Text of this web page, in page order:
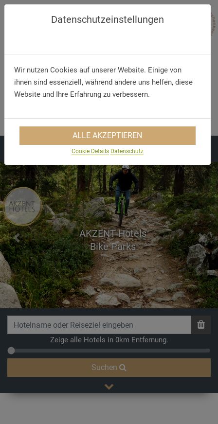
+49 5321 75 91 - 40
info@akzent.de
AKZENT Hotels
Völkerschlachtdenkmal
Previous Next
Zeige alle Hotels in 0km Entfernung.
Suchen
Datenschutzeinstellungen
Wir nutzen Cookies auf unserer Website. Einige von
ihnen sind essenziell, während andere uns helfen, diese
Website und Ihre Erfahrung zu verbessern.
ALLE AKZEPTIEREN
Cookie Details Datenschutz